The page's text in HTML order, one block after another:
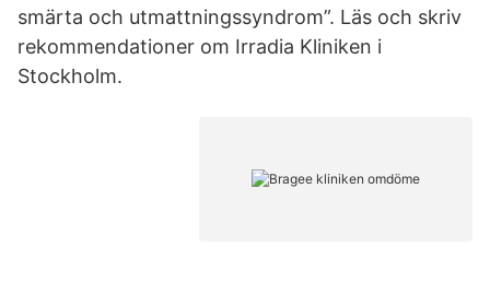
smärta och utmattningssyndrom”. Läs och skriv
rekommendationer om Irradia Kliniken i
Stockholm.